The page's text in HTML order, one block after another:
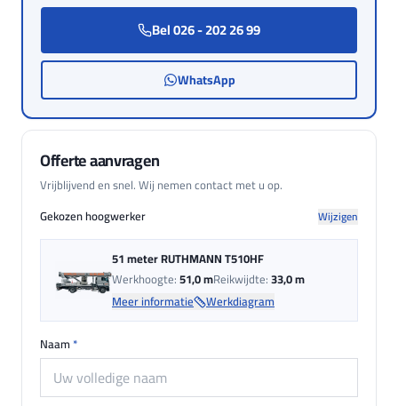
Bel 026 - 202 26 99
WhatsApp
Offerte aanvragen
Vrijblijvend en snel. Wij nemen contact met u op.
Gekozen hoogwerker
Wijzigen
51 meter RUTHMANN T510HF
Werkhoogte:51,0 mReikwijdte:33,0 m
Meer informatie Werkdiagram
Naam *